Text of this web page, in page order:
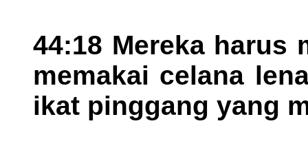
44:18 Mereka harus
memakai celana
ikat pinggang yang